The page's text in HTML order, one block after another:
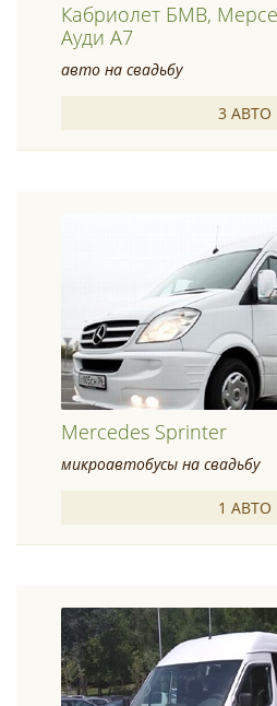
Кабриолет БМВ,
Ауди А7
авто на свадьбу
3 АВТО
Mercedes Sprinter
микроавтобусы на свадьбу
1 АВТО